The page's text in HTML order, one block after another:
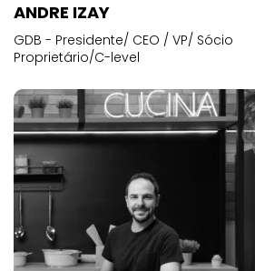
ANDRE IZAY
GDB - Presidente/ CEO / VP/ Sócio
Proprietário/C-level